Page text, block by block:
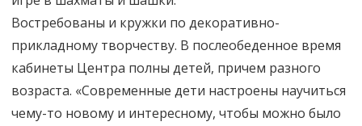
Востребованы и кружки по декоративно-
прикладному творчеству. В послеобеденное время
кабинеты Центра полны детей, причем разного
возраста. «Современные дети настроены научиться
чему-то новому и интересному, чтобы можно было